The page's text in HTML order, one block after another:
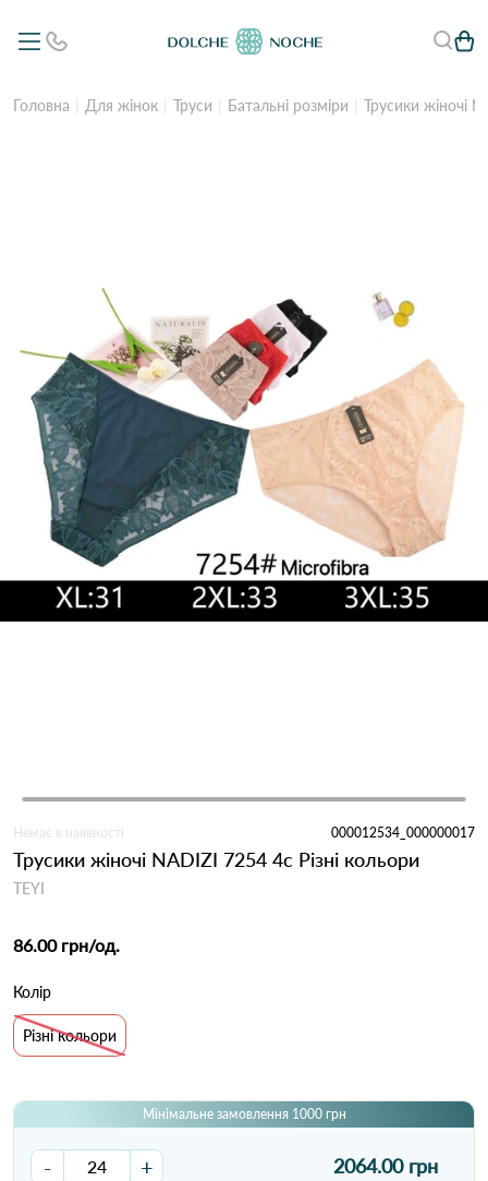
Головна Для жінок Труси Батальні розміри Трусики жіночі
Немає в наявності 000012534_000000017
Трусики жіночі NADIZI 7254 4с Різні кольори
TEYI
86.00 грн/од.
Колір
Різні кольори
Мінімальне замовлення 1000 грн
- + 2064.00 грн